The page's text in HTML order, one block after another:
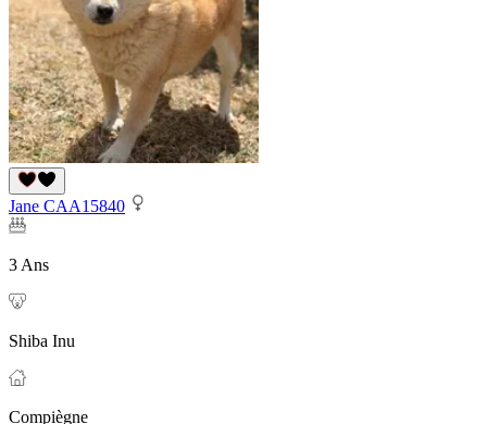
Jane CAA15840
3 Ans
Shiba Inu
Compiègne